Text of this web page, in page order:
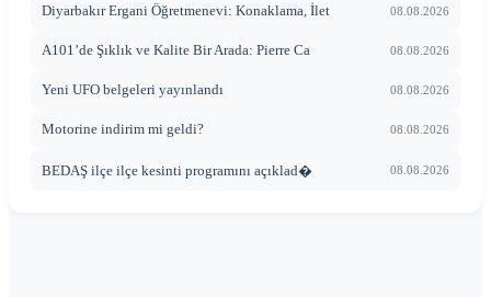
Diyarbakır Ergani Öğretmenevi: Konaklama, İlet 08.08.2026
A101’de Şıklık ve Kalite Bir Arada: Pierre Ca 08.08.2026
Yeni UFO belgeleri yayınlandı 08.08.2026
Motorine indirim mi geldi? 08.08.2026
BEDAŞ ilçe ilçe kesinti programını açıklad� 08.08.2026